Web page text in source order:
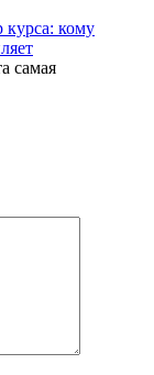
курса: кому
самая